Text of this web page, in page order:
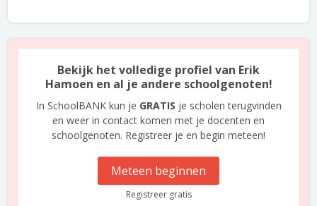
Bekijk het volledige profiel van Erik
Hamoen en al je andere schoolgenoten!
In SchoolBANK kun je GRATIS je scholen terugvinden
en weer in contact komen met je docenten en
schoolgenoten. Registreer je en begin meteen!
Meteen beginnen
Registreer gratis